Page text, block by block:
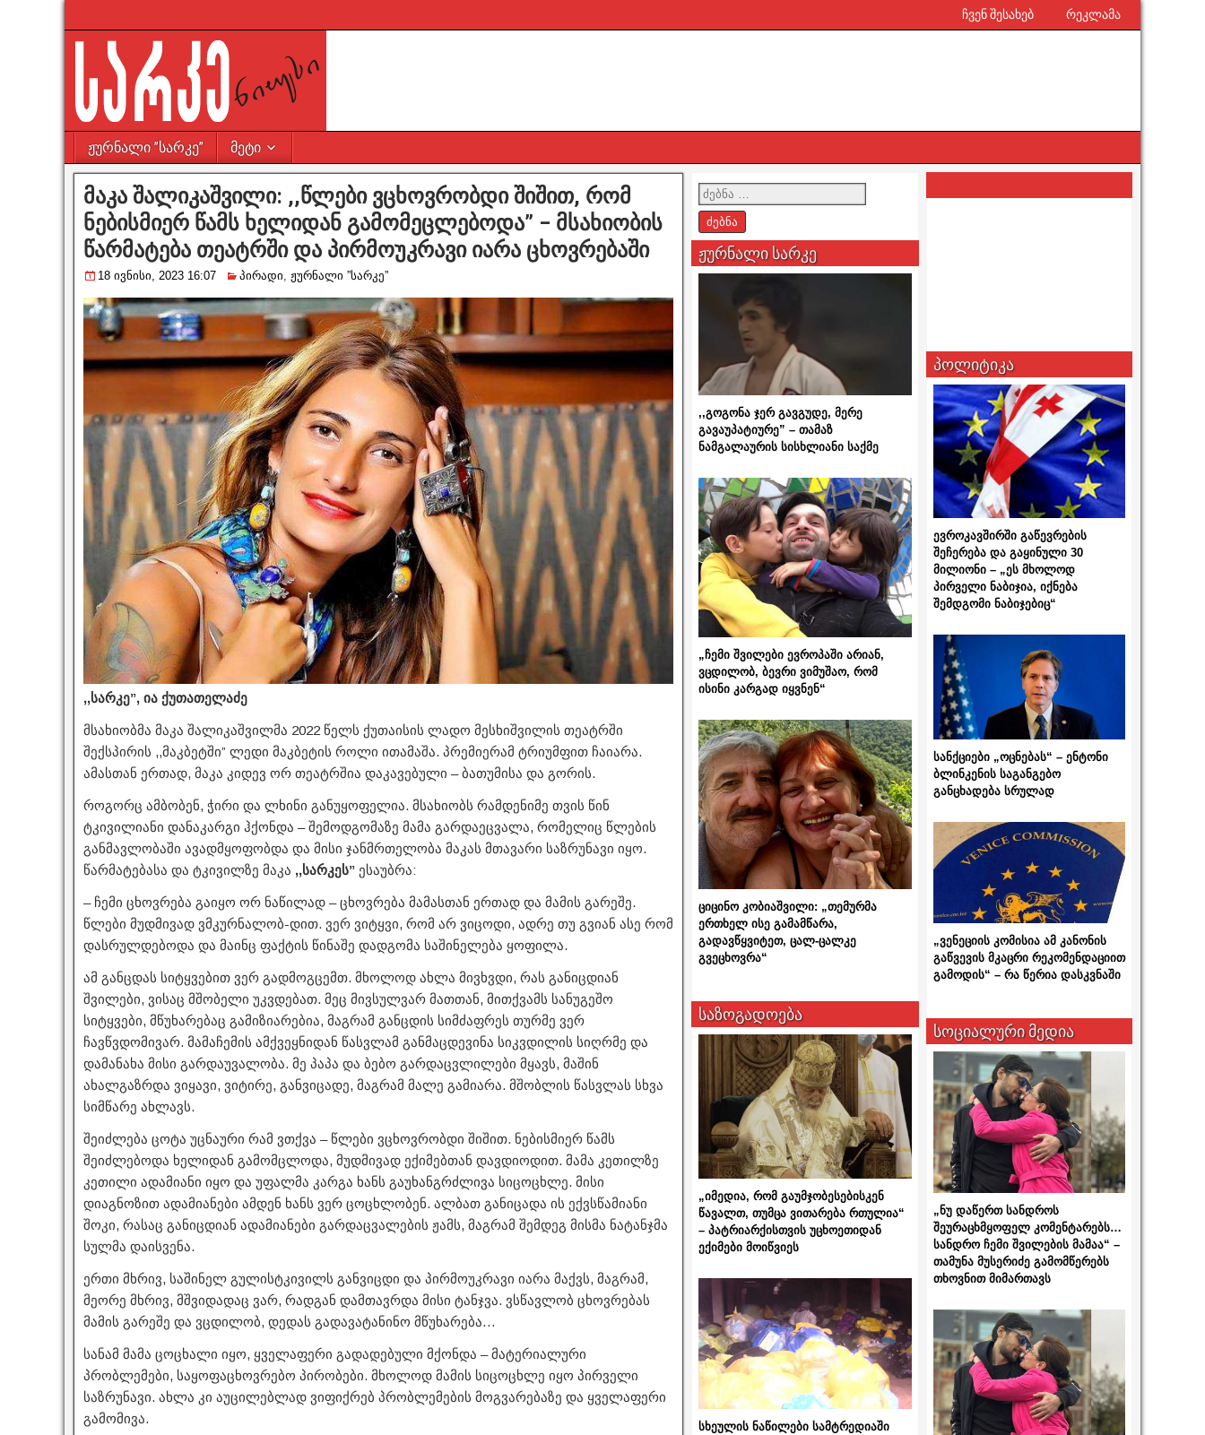
ჩვენ შესახებ რეკლამა
ჟურნალი ”სარკე” მეტი
მაკა შალიკაშვილი: ,,წლები ვცხოვრობდი შიშით, რომ
ნებისმიერ წამს ხელიდან გამომეცლებოდა” – მსახიობის
წარმატება თეატრში და პირმოუკრავი იარა ცხოვრებაში
18 ივნისი, 2023 16:07 პირადი, ჟურნალი ”სარკე”
,,სარკე”, ია ქუთათელაძე
მსახიობმა მაკა შალიკაშვილმა 2022 წელს ქუთაისის ლადო მესხიშვილის თეატრში
შექსპირის ,,მაკბეტში” ლედი მაკბეტის როლი ითამაშა. პრემიერამ ტრიუმფით ჩაიარა.
ამასთან ერთად, მაკა კიდევ ორ თეატრშია დაკავებული – ბათუმისა და გორის.
როგორც ამბობენ, ჭირი და ლხინი განუყოფელია. მსახიობს რამდენიმე თვის წინ
ტკივილიანი დანაკარგი ჰქონდა – შემოდგომაზე მამა გარდაეცვალა, რომელიც წლების
განმავლობაში ავადმყოფობდა და მისი ჯანმრთელობა მაკას მთავარი საზრუნავი იყო.
წარმატებასა და ტკივილზე მაკა ,,სარკეს” ესაუბრა:
– ჩემი ცხოვრება გაიყო ორ ნაწილად – ცხოვრება მამასთან ერთად და მამის გარეშე.
წლები მუდმივად ვმკურნალობ-დით. ვერ ვიტყვი, რომ არ ვიცოდი, ადრე თუ გვიან ასე რომ
დასრულდებოდა და მაინც ფაქტის წინაშე დადგომა საშინელება ყოფილა.
ამ განცდას სიტყვებით ვერ გადმოგცემთ. მხოლოდ ახლა მივხვდი, რას განიცდიან
შვილები, ვისაც მშობელი უკვდებათ. მეც მივსულვარ მათთან, მითქვამს სანუგეშო
სიტყვები, მწუხარებაც გამიზიარებია, მაგრამ განცდის სიმძაფრეს თურმე ვერ
ჩავწვდომივარ. მამაჩემის ამქვეყნიდან წასვლამ განმაცდევინა სიკვდილის სიღრმე და
დამანახა მისი გარდაუვალობა. მე პაპა და ბებო გარდაცვლილები მყავს, მაშინ
ახალგაზრდა ვიყავი, ვიტირე, განვიცადე, მაგრამ მალე გამიარა. მშობლის წასვლას სხვა
სიმწარე ახლავს.
შეიძლება ცოტა უცნაური რამ ვთქვა – წლები ვცხოვრობდი შიშით. ნებისმიერ წამს
შეიძლებოდა ხელიდან გამომცლოდა, მუდმივად ექიმებთან დავდიოდით. მამა კეთილზე
კეთილი ადამიანი იყო და უფალმა კარგა ხანს გაუხანგრძლივა სიცოცხლე. მისი
დიაგნოზით ადამიანები ამდენ ხანს ვერ ცოცხლობენ. ალბათ განიცადა ის ექვსწამიანი
შოკი, რასაც განიცდიან ადამიანები გარდაცვალების ჟამს, მაგრამ შემდეგ მისმა ნატანჯმა
სულმა დაისვენა.
ერთი მხრივ, საშინელ გულისტკივილს განვიცდი და პირმოუკრავი იარა მაქვს, მაგრამ,
მეორე მხრივ, მშვიდადაც ვარ, რადგან დამთავრდა მისი ტანჯვა. ვსწავლობ ცხოვრებას
მამის გარეშე და ვცდილობ, დედას გადავატანინო მწუხარება…
სანამ მამა ცოცხალი იყო, ყველაფერი გადადებული მქონდა – მატერიალური
პრობლემები, საყოფაცხოვრებო პირობები. მხოლოდ მამის სიცოცხლე იყო პირველი
საზრუნავი. ახლა კი აუცილებლად ვიფიქრებ პრობლემების მოგვარებაზე და ყველაფერი
გამომივა.
ჟურნალი სარკე
,,გოგონა ჯერ გავგუდე, მერე
გავაუპატიურე” – თამაზ
ნამგალაურის სისხლიანი საქმე
„ჩემი შვილები ევროპაში არიან,
ვცდილობ, ბევრი ვიმუშაო, რომ
ისინი კარგად იყვნენ“
ციცინო კობიაშვილი: „თემურმა
ერთხელ ისე გამამწარა,
გადავწყვიტეთ, ცალ-ცალკე
გვეცხოვრა“
საზოგადოება
„იმედია, რომ გაუმჯობესებისკენ
წავალთ, თუმცა ვითარება რთულია“
– პატრიარქისთვის უცხოეთიდან
ექიმები მოიწვიეს
სხეულის ნაწილები სამტრედიაში
პოლიტიკა
ევროკავშირში გაწევრების
შეჩერება და გაყინული 30
მილიონი – „ეს მხოლოდ
პირველი ნაბიჯია, იქნება
შემდგომი ნაბიჯებიც“
სანქციები „ოცნებას“ – ენტონი
ბლინკენის საგანგებო
განცხადება სრულად
„ვენეციის კომისია ამ კანონის
გაწვევის მკაცრი რეკომენდაციით
გამოდის“ – რა წერია დასკვნაში
სოციალური მედია
„ნუ დაწერთ სანდროს
შეურაცხმყოფელ კომენტარებს…
სანდრო ჩემი შვილების მამაა“ –
თამუნა მუსერიძე გამომწერებს
თხოვნით მიმართავს